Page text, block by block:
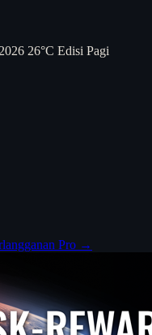
26°C Edisi Pagi
Pro →